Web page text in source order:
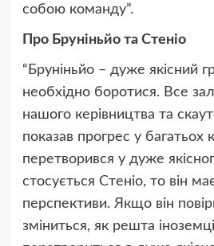
собою команду”.
Про Бруніньйо та Стеніо
“Бруніньйо – дуже якісний
необхідно боротися. Все
нашого керівництва та
показав прогрес у багатьох
перетворився у дуже
стосується Стеніо, то він
перспективи. Якщо він
зміниться, як решта